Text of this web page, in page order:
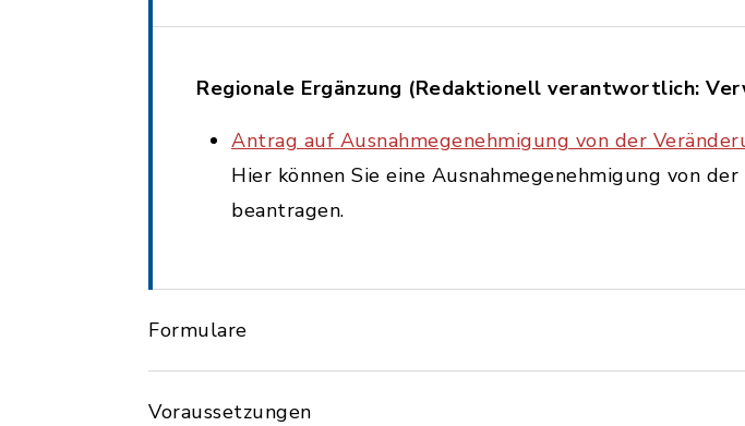
Regionale Ergänzung (Redaktionell verantwortlich:
Antrag auf Ausnahmegenehmigung von der
Hier können Sie eine Ausnahmegenehmigung von
beantragen.
Formulare
Voraussetzungen